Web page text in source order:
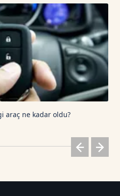
araç ne kadar oldu?